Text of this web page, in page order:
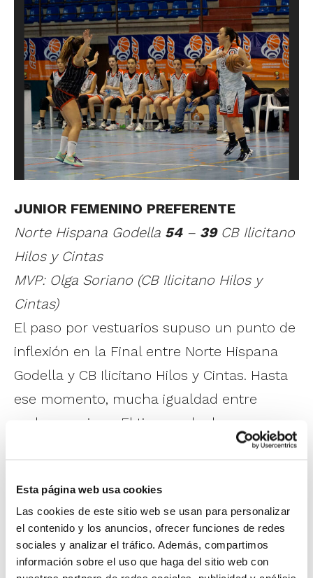
Esta página web usa cookies
Las cookies de este sitio web se usan para personalizar
el contenido y los anuncios, ofrecer funciones de redes
sociales y analizar el tráfico. Además, compartimos
información sobre el uso que haga del sitio web con
JUNIOR FEMENINO PREFERENTE
Norte Hispana Godella 54– 39CB Ilicitano
Hilos y Cintas
MVP: Olga Soriano (CB Ilicitano Hilos y
Cintas)
El paso por vestuarios supuso un punto de
inflexión en la Final entre Norte Hispana
Godella y CB Ilicitano Hilos y Cintas. Hasta
ese momento, mucha igualdad entre
ambos equipos. El tiempo de descanso es
el que ordenó el juego del conjunto de
acertado y que sentenció la victoria con un
parcial idéntico de 14-8 en el 3º y 4º
periodo.